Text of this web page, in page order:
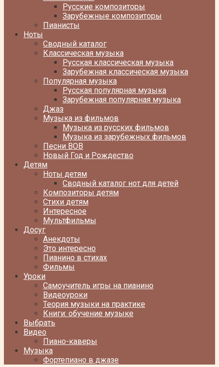
Русские композиторы
Зарубежные композиторы
Пианисты
Ноты
Сводный каталог
Классическая музыка
Русская классическая музыка
Зарубежная классическая музыка
Популярная музыка
Русская популярная музыка
Зарубежная популярная музыка
Джаз
Музыка из фильмов
Музыка из русских фильмов
Музыка из зарубежных фильмов
Песни ВОВ
Новый Год и Рождество
Детям
Ноты детям
Сводный каталог нот для детей
Композиторы детям
Стихи детям
Интересное
Мультфильмы
Досуг
Анекдоты
Это интересно
Пианино в стихах
Фильмы
Уроки
Самоучитель игры на пианино
Видеоуроки
Теория музыки на практике
Книги: обучение музыке
Выбрать
Видео
Пиано-каверы
Музыка
Фортепиано в джазе